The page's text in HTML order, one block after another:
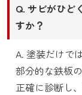
Q. サビがひど
すか？
A. 塗装だけで
部分的な鉄板
正確に診断し